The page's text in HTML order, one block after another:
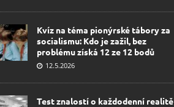
Kvíz na téma pionýrské tábory za
socialismu: Kdo je zažil, bez
problému získá 12 ze 12 bodů
12.5.2026
Test znalostí o každodenní realitě